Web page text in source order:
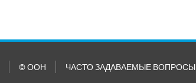
© ООН ЧАСТО ЗАДАВАЕМЫЕ ВОПРОСЫ